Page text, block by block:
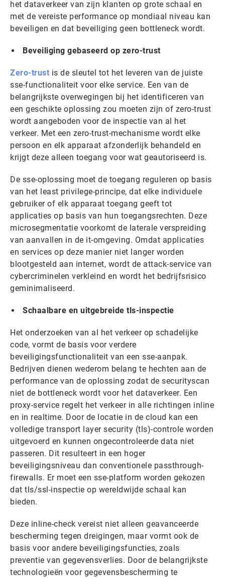
het dataverkeer van zijn klanten op grote schaal en
met de vereiste performance op mondiaal niveau kan
beveiligen en dat beveiliging geen bottleneck wordt.
Beveiliging gebaseerd op zero-trust
Zero-trust is de sleutel tot het leveren van de juiste
sse-functionaliteit voor elke service. Een van de
belangrijkste overwegingen bij het identificeren van
een geschikte oplossing zou moeten zijn of zero-trust
wordt aangeboden voor de inspectie van al het
verkeer. Met een zero-trust-mechanisme wordt elke
persoon en elk apparaat afzonderlijk behandeld en
krijgt deze alleen toegang voor wat geautoriseerd is.
De sse-oplossing moet de toegang reguleren op basis
van het least privilege-principe, dat elke individuele
gebruiker of elk apparaat toegang geeft tot
applicaties op basis van hun toegangsrechten. Deze
microsegmentatie voorkomt de laterale verspreiding
van aanvallen in de it-omgeving. Omdat applicaties
en services op deze manier niet langer worden
blootgesteld aan internet, wordt de attack-service van
cybercriminelen verkleind en wordt het bedrijfsrisico
geminimaliseerd.
Schaalbare en uitgebreide tls-inspectie
Het onderzoeken van al het verkeer op schadelijke
code, vormt de basis voor verdere
beveiligingsfunctionaliteit van een sse-aanpak.
Bedrijven dienen wederom belang te hechten aan de
performance van de oplossing zodat de securityscan
niet de bottleneck wordt voor het dataverkeer. Een
proxy-service regelt het verkeer in alle richtingen inline
en in realtime. Door de locatie in de cloud kan een
volledige transport layer security (tls)-controle worden
uitgevoerd en kunnen ongecontroleerde data niet
passeren. Dit resulteert in een hoger
beveiligingsniveau dan conventionele passthrough-
firewalls. Er moet een sse-platform worden gekozen
dat tls/ssl-inspectie op wereldwijde schaal kan
bieden.
Deze inline-check vereist niet alleen geavanceerde
bescherming tegen dreigingen, maar vormt ook de
basis voor andere beveiligingsfuncties, zoals
preventie van gegevensverlies. Door de belangrijkste
technologieën voor gegevensbescherming te